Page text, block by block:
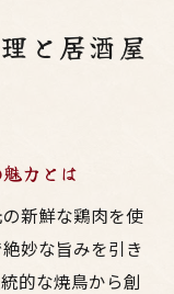
屋鳥料理体験
とき
焼き方の工
地鶏の楽しみ
と居酒屋
力とは
新鮮な鶏肉を使
妙な旨みを引き
的な焼鳥から創